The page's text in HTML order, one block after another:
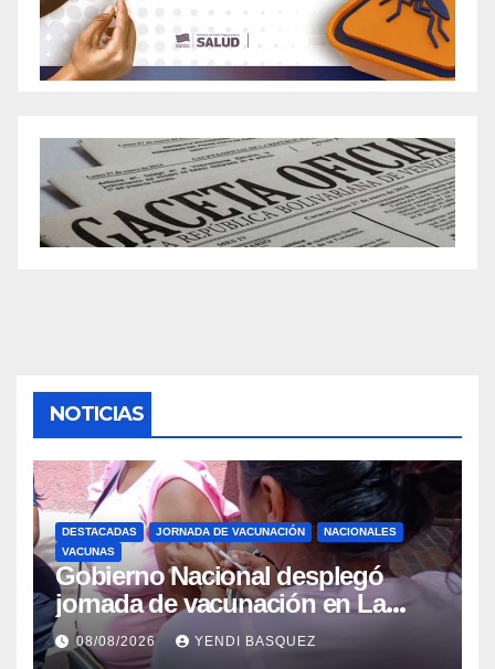
NOTICIAS
DESTACADAS JORNADA DE VACUNACIÓN
NACIONALES
VACUNAS
Gobierno Nacional desplegó
jornada de vacunación en La
Guaira para garantizar protección
epidemiológica
08/08/2026 YENDI BASQUEZ